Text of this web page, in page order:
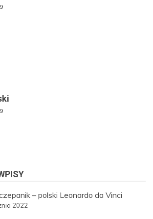
– polski Leonardo da Vinci
2022